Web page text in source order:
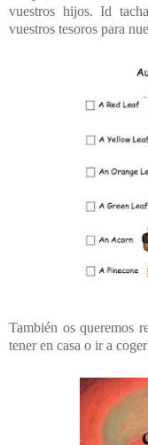
vuestros hijos. Id
vuestros tesoros para
También os queremos
tener en casa o ir a